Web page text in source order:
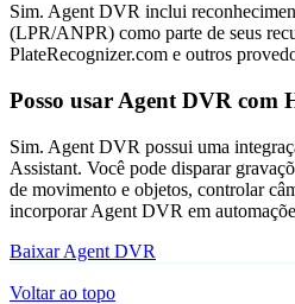
Sim. Agent DVR inclui
(LPR/ANPR) como parte de seus
PlateRecognizer.com e outros
Posso usar Agent DVR com
Sim. Agent DVR possui uma
Assistant. Você pode disparar
de movimento e objetos, controlar
incorporar Agent DVR em
Baixar Agent DVR
Voltar ao topo